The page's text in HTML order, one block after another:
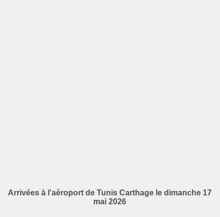
Arrivées à l'aéroport de Tunis Carthage le dimanche 17
mai 2026